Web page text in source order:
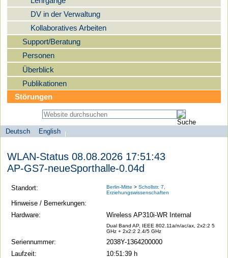
DV in der Verwaltung
Kollaboratives Arbeiten
Support/Beratung
Personen
Überblick
Publikationen
Störungen
Sprachauswahl
Deutsch
English
search-menu
Universität
zu
Berlin
Computer-
WLAN-Status 08.08.2026 17:51:43
AP-GS7-neueSporthalle-0.04d
Standort: Berlin-Mitte >Schollstr. 7,
Erziehungswissenschaften
Hinweise / Bemerkungen:
Hardware:
Wireless AP310i-WR Internal
Dual Band AP, IEEE 802.11a/n/ac/ax, 2x2:2 5
GHz + 2x2:2 2.4/5 GHz
Seriennummer:
2038Y-1364200000
Laufzeit:
10:51:39 h